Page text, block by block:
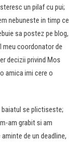
un pilaf cu pui;
nebuneste in timp ce
sa postez pe blog,
meu coordonator de
decizii privind Mos
amica imi cere o
se plictiseste;
am grabit si am
de un deadline,